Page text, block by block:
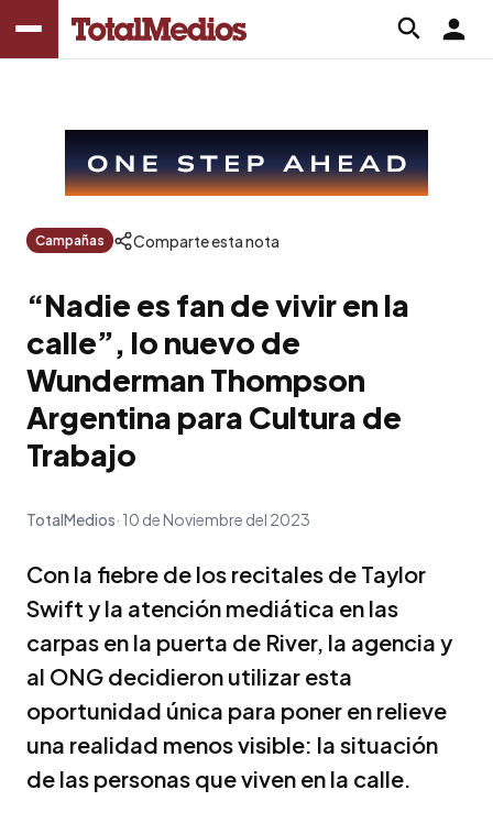
Campañas Comparte esta nota
“Nadie es fan de vivir en la
calle”, lo nuevo de
Wunderman Thompson
Argentina para Cultura de
Trabajo
TotalMedios 10 de Noviembre del 2023
Con la fiebre de los recitales de Taylor
Swift y la atención mediática en las
carpas en la puerta de River, la agencia y
al ONG decidieron utilizar esta
oportunidad única para poner en relieve
una realidad menos visible: la situación
de las personas que viven en la calle.